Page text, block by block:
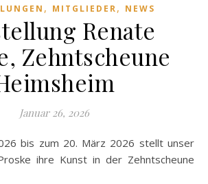
, MITGLIEDER, NEWS
Renate
Zehntscheune
Januar 26, 2026
ihre Kunst in der Zehntscheune